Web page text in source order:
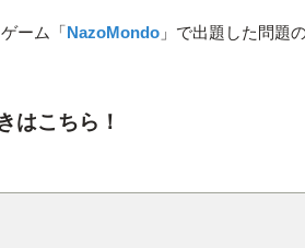
ーム「NazoMondo 」で出題した問題
はこちら！